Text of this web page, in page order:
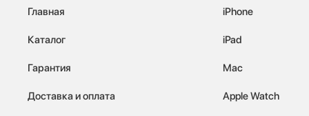
Главная
Каталог
Гарантия
Доставка и оплата
iPhone
iPad
Mac
Apple Watch